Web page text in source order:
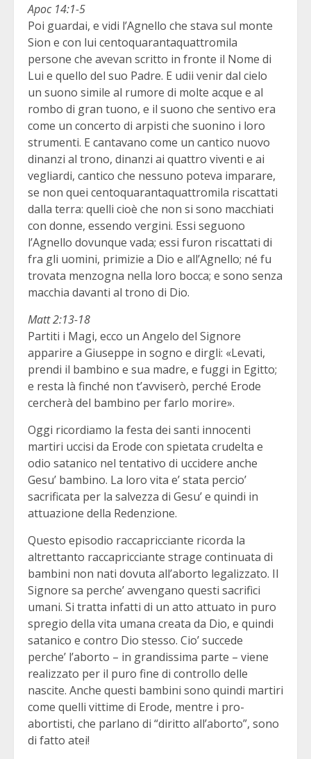
Apoc 14:1-5
Poi guardai, e vidi l’Agnello che stava sul monte
Sion e con lui centoquarantaquattromila
persone che avevan scritto in fronte il Nome di
Lui e quello del suo Padre. E udii venir dal cielo
un suono simile al rumore di molte acque e al
rombo di gran tuono, e il suono che sentivo era
come un concerto di arpisti che suonino i loro
strumenti. E cantavano come un cantico nuovo
dinanzi al trono, dinanzi ai quattro viventi e ai
vegliardi, cantico che nessuno poteva imparare,
se non quei centoquarantaquattromila riscattati
dalla terra: quelli cioè che non si sono macchiati
con donne, essendo vergini. Essi seguono
l’Agnello dovunque vada; essi furon riscattati di
fra gli uomini, primizie a Dio e all’Agnello; né fu
trovata menzogna nella loro bocca; e sono senza
macchia davanti al trono di Dio.
Matt 2:13-18
Partiti i Magi, ecco un Angelo del Signore
apparire a Giuseppe in sogno e dirgli: «Levati,
prendi il bambino e sua madre, e fuggi in Egitto;
e resta là finché non t’avviserò, perché Erode
cercherà del bambino per farlo morire».
Oggi ricordiamo la festa dei santi innocenti
martiri uccisi da Erode con spietata crudelta e
odio satanico nel tentativo di uccidere anche
Gesu’ bambino. La loro vita e’ stata percio’
sacrificata per la salvezza di Gesu’ e quindi in
attuazione della Redenzione.
Questo episodio raccapricciante ricorda la
altrettanto raccapricciante strage continuata di
bambini non nati dovuta all’aborto legalizzato. Il
Signore sa perche’ avvengano questi sacrifici
umani. Si tratta infatti di un atto attuato in puro
spregio della vita umana creata da Dio, e quindi
satanico e contro Dio stesso. Cio’ succede
perche’ l’aborto – in grandissima parte – viene
realizzato per il puro fine di controllo delle
nascite. Anche questi bambini sono quindi martiri
come quelli vittime di Erode, mentre i pro-
abortisti, che parlano di “diritto all’aborto”, sono
di fatto atei!